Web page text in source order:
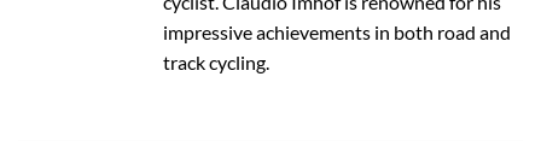
impressive achievements in both road and
track cycling.